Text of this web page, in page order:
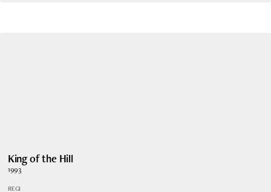
King of the Hill
1993
REGI